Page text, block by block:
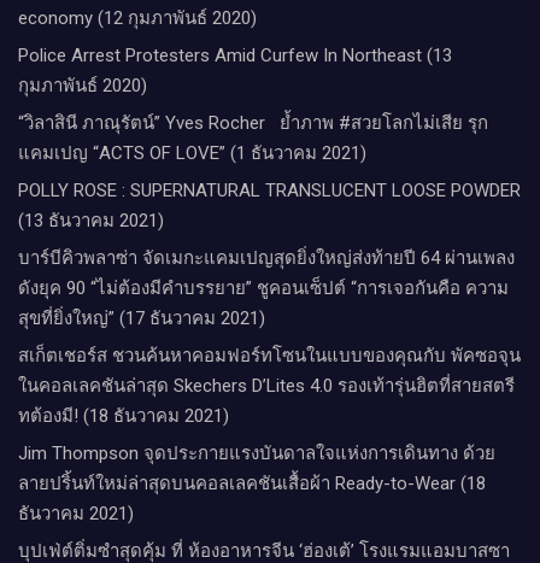
economy (12 กุมภาพันธ์ 2020)
Police Arrest Protesters Amid Curfew In Northeast (13
กุมภาพันธ์ 2020)
“วิลาสินี ภาณุรัตน์” Yves Rocher​ ย้ำภาพ #สวยโลกไม่เสีย รุก
แคมเปญ “ACTS OF LOVE” (1 ธันวาคม 2021)
POLLY ROSE : SUPERNATURAL TRANSLUCENT LOOSE POWDER
(13 ธันวาคม 2021)
บาร์บีคิวพลาซ่า จัดเมกะแคมเปญสุดยิ่งใหญ่ส่งท้ายปี 64 ผ่านเพลง
ดังยุค 90 “ไม่ต้องมีคำบรรยาย” ชูคอนเซ็ปต์ “การเจอกันคือ ความ
สุขที่ยิ่งใหญ่” (17 ธันวาคม 2021)
สเก็ตเชอร์ส ชวนค้นหาคอมฟอร์ทโซนในแบบของคุณกับ พัคซอจุน
ในคอลเลคชันล่าสุด Skechers D’Lites 4.0 รองเท้ารุ่นฮิตที่สายสตรี
ทต้องมี! (18 ธันวาคม 2021)
Jim Thompson จุดประกายแรงบันดาลใจแห่งการเดินทาง ด้วย
ลายปริ้นท์ใหม่ล่าสุดบนคอลเลคชันเสื้อผ้า Ready-to-Wear (18
ธันวาคม 2021)
บุปเฟ่ต์ติ่มซำสุดคุ้ม ที่ ห้อง​อาหารจีน​ ‘ฮ่องเต้’ โรงแรม​แอม​บาส​ซา​